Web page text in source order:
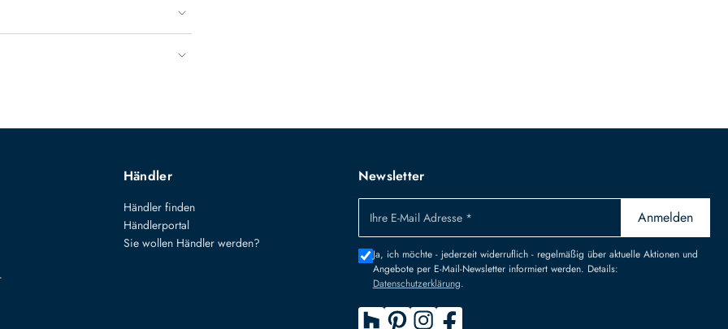
Händler
Händler finden
Händlerportal
Sie wollen Händler werden?
Newsletter
Ihre E-Mail Adresse * Anmelden
Ja, ich möchte - jederzeit widerruflich - regelmäßig über aktuelle Aktionen und
Angebote per E-Mail-Newsletter informiert werden. Details:
Datenschutzerklärung.